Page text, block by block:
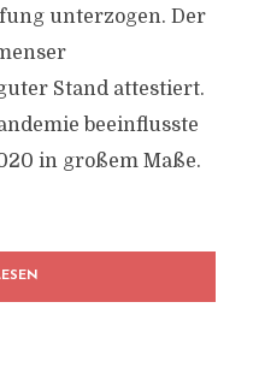
unterzogen. Der
Stand attestiert.
beeinflusste
in großem Maße.